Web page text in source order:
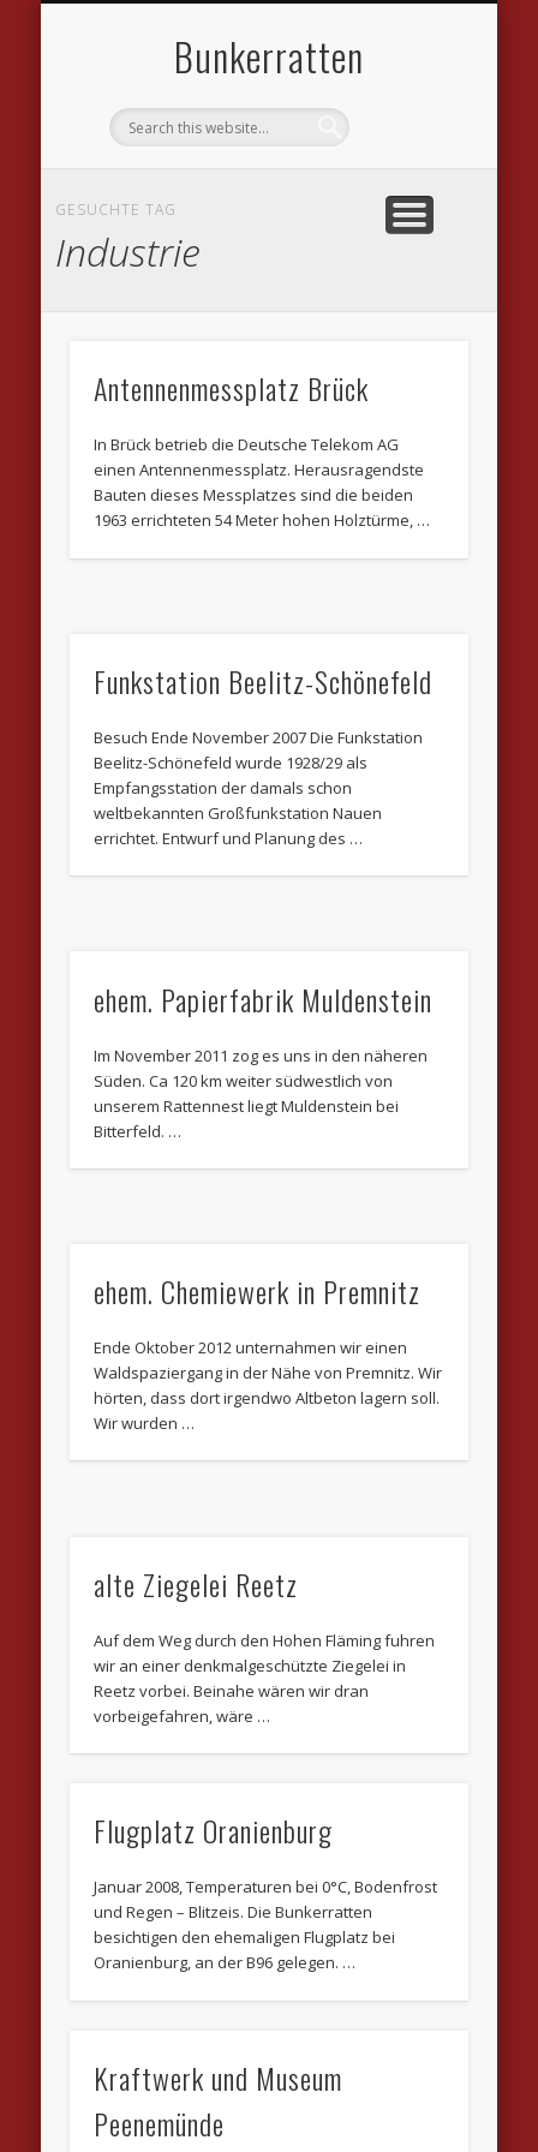
Bunkerratten
GESUCHTE TAG
Industrie
Antennenmessplatz Brück
In Brück betrieb die Deutsche Telekom AG
einen Antennenmessplatz. Herausragendste
Bauten dieses Messplatzes sind die beiden
1963 errichteten 54 Meter hohen Holztürme, …
Funkstation Beelitz-Schönefeld
Besuch Ende November 2007 Die Funkstation
Beelitz-Schönefeld wurde 1928/29 als
Empfangsstation der damals schon
weltbekannten Großfunkstation Nauen
errichtet. Entwurf und Planung des …
ehem. Papierfabrik Muldenstein
Im November 2011 zog es uns in den näheren
Süden. Ca 120 km weiter südwestlich von
unserem Rattennest liegt Muldenstein bei
Bitterfeld. …
ehem. Chemiewerk in Premnitz
Ende Oktober 2012 unternahmen wir einen
Waldspaziergang in der Nähe von Premnitz. Wir
hörten, dass dort irgendwo Altbeton lagern soll.
Wir wurden …
alte Ziegelei Reetz
Auf dem Weg durch den Hohen Fläming fuhren
wir an einer denkmalgeschützte Ziegelei in
Reetz vorbei. Beinahe wären wir dran
vorbeigefahren, wäre …
Flugplatz Oranienburg
Januar 2008, Temperaturen bei 0°C, Bodenfrost
und Regen – Blitzeis. Die Bunkerratten
besichtigen den ehemaligen Flugplatz bei
Oranienburg, an der B96 gelegen. …
Kraftwerk und Museum
Peenemünde